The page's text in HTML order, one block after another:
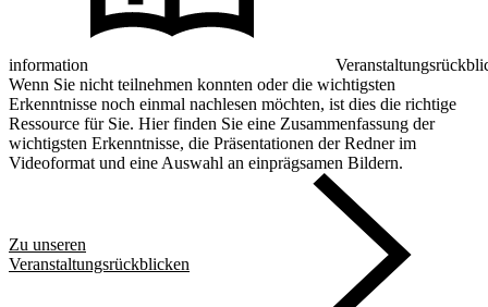
information
Wenn Sie nicht teilnehmen konnten oder die wichtigsten
Erkenntnisse noch einmal nachlesen möchten, ist dies die richtige
Ressource für Sie. Hier finden Sie eine Zusammenfassung der
wichtigsten Erkenntnisse, die Präsentationen der Redner im
Videoformat und eine Auswahl an einprägsamen Bildern.
Zu unseren
Veranstaltungsrückblicken